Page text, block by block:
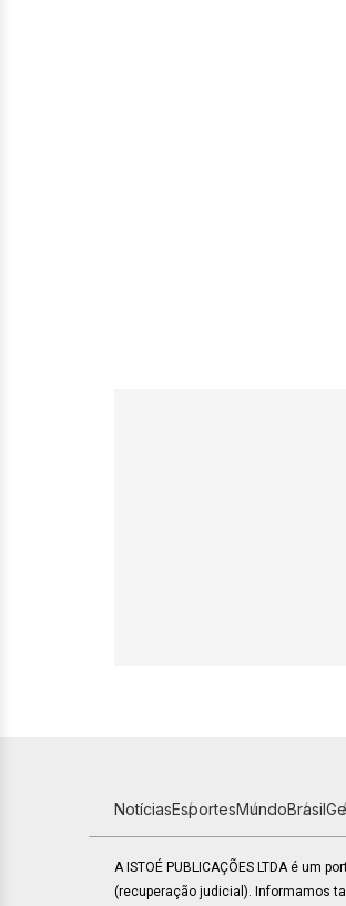
NotíciasEsportesMundoBrasil
A ISTOÉ PUBLICAÇÕES LTDA é um
(recuperação judicial). Informamos